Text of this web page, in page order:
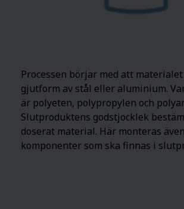
Processen börjar med att
gjutform av stål eller aluminium.
är polyeten, polypropylen och
Slutproduktens godstjocklek
doserat material. Här monteras
komponenter som ska finnas i